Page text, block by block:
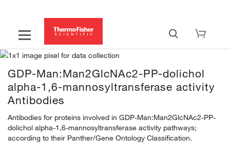
GDP-Man:Man2GlcNAc2-PP-dolichol
alpha-1,6-mannosyltransferase activity
Antibodies
Antibodies for proteins involved in GDP-Man:Man2GlcNAc2-PP-
dolichol alpha-1,6-mannosyltransferase activity pathways;
according to their Panther/Gene Ontology Classification.